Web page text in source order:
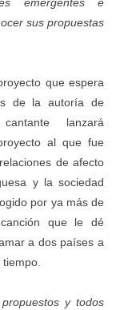
sus propuestas
que espera
de la autoría de
lanzará
al que fue
de afecto
y la sociedad
por ya más de
que le dé
a dos países a
y todos